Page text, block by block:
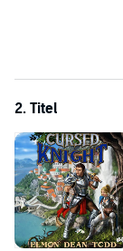
2. Titel